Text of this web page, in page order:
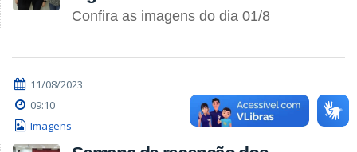
Confira as imagens do dia 01/8
11/08/2023
09:10
Imagens